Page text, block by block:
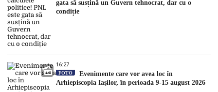
gata să susțină un Guvern tehnocrat, dar cu o
condiție
16:27
FOTO
Evenimente care vor avea loc în
Arhiepiscopia Iaşilor, în perioada 9-15 august 2026